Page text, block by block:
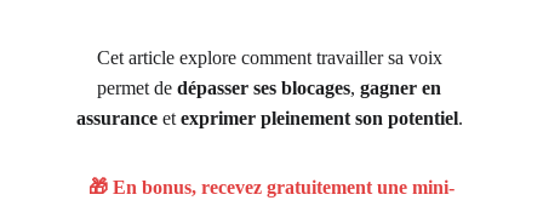
Cet article explore comment travailler sa voix
permet de dépasser ses blocages, gagner en
assurance et exprimer pleinement son potentiel.
🎁 En bonus, recevez gratuitement une mini-